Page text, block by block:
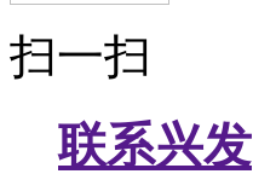
扫一扫
联系兴发